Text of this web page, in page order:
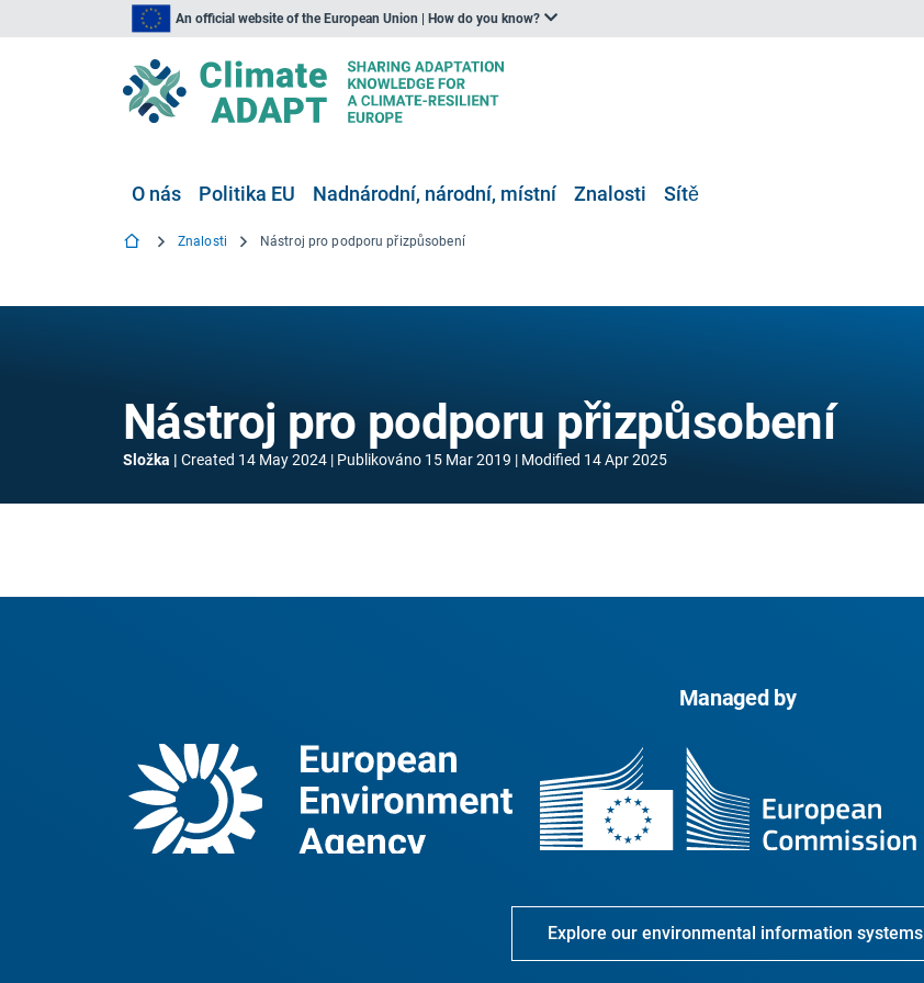
An official website of the European Union | How do you know?
O nás Politika EU Nadnárodní, národní, místní Znalosti Sítě
Znalosti Nástroj pro podporu přizpůsobení
Nástroj pro podporu přizpůsobení
Složka Created 14 May 2024 Publikováno 15 Mar 2019 Modified 14 Apr 2025
Managed by
Explore our environmental information systems